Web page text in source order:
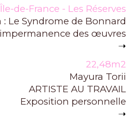
de-France - Les Réserves
: Le Syndrome de Bonnard
des œuvres
➝
22,48m2
Mayura Torii
ARTISTE AU TRAVAIL
Exposition personnelle
➝